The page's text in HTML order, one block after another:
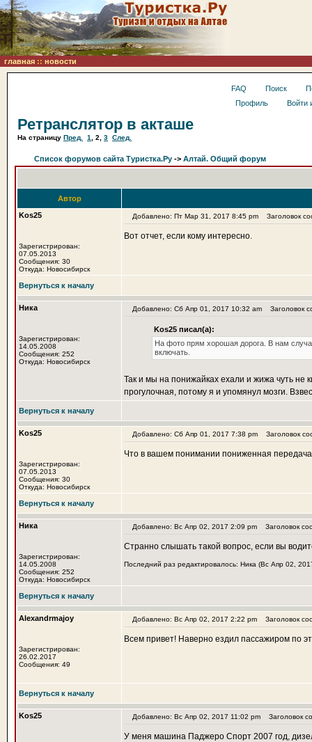
главная :: новости
FAQ Поиск
Профиль
Войти
Ретранслятор в акташе
На страницу Пред. 1 2 3 След.
Список форумов сайта Туристка.Ру -> Алтай. Общий форум
Автор
Kos25
Зарегистрирован:
07.05.2013
Сообщения: 30
Откуда: Новосибирск
Добавлено: Пт Мар 31, 2017 8:45 pm Заголовок
Вот отчет, если кому интересно.
Вернуться к началу
Ника
Зарегистрирован:
14.05.2008
Сообщения: 252
Откуда: Новосибирск
Добавлено: Сб Апр 01, 2017 10:32 am Заголовок
Kos25 писал(а):
На фото прям хорошая дорога. В нам
включать.
Так и мы на понижайках ехали и жижа чуть не
прогулочная, потому я и упомянул мозги.
Вернуться к началу
Kos25
Зарегистрирован:
07.05.2013
Сообщения: 30
Откуда: Новосибирск
Добавлено: Сб Апр 01, 2017 7:38 pm Заголовок
Что в вашем понимании пониженная
Вернуться к началу
Ника
Зарегистрирован:
14.05.2008
Сообщения: 252
Откуда: Новосибирск
Добавлено: Вс Апр 02, 2017 2:09 pm Заголовок
Странно слышать такой вопрос, если вы
Последний раз редактировалось: Ника (Вс Апр 02,
Вернуться к началу
Alexandrmajoy
Зарегистрирован:
26.02.2017
Сообщения: 49
Добавлено: Вс Апр 02, 2017 2:22 pm Заголовок
Всем привет! Наверно ездил пассажиром по
Вернуться к началу
Kos25 Добавлено: Вс Апр 02, 2017 11:02 pm Заголовок
У меня машина Паджеро Спорт 2007 год,